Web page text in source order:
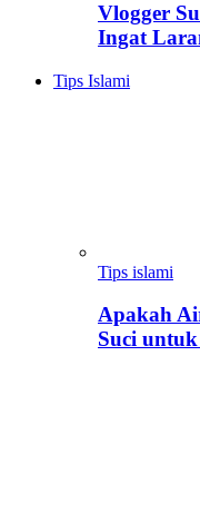
Vlogger
Ingat
Tips Islami
Tips islami
Apakah
Suci